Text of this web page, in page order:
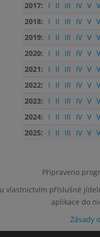
2017:
I II III IV V
2018:
I II III IV V
2019:
I II III IV V
2020:
I II III IV V
2021:
I II III IV V
2022:
I II III IV V
2023:
I II III IV V
2024:
I II III IV V
2025:
I II III IV V
Připraveno
vlastnictvím příslušné
aplikace do
Zásady